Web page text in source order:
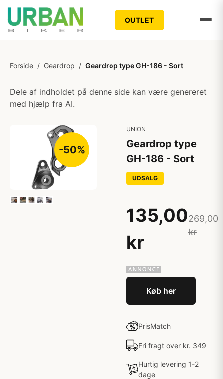
OUTLET
Forside / Geardrop / Geardrop type GH-186 - Sort
Dele af indholdet på denne side kan være genereret
med hjælp fra AI.
-50%
UNION
Geardrop type
GH-186 - Sort
UDSALG
135,00
kr
269,00
kr
Køb her
PrisMatch
Fri fragt over kr. 349
Hurtig levering 1-2
dage